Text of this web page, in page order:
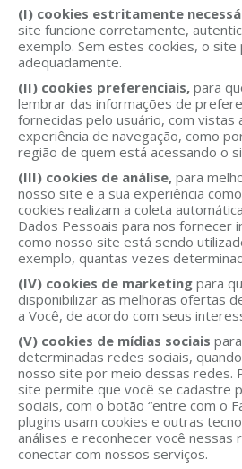
(I) cookies estritamente
site funcione corretamente,
exemplo. Sem estes cookies, o site
adequadamente.
(II) cookies preferenciais, para
lembrar das informações de
fornecidas pelo usuário, com vistas
experiência de navegação, como
região de quem está acessando o
(III) cookies de análise, para
nosso site e a sua experiência
cookies realizam a coleta
Dados Pessoais para nos fornecer
como nosso site está sendo
exemplo, quantas vezes
(IV) cookies de marketing para
disponibilizar as melhoras ofertas
a Você, de acordo com seus
(V) cookies de mídias sociais
determinadas redes sociais,
nosso site por meio dessas redes.
site permite que você se cadastre
sociais, com o botão “entre com o
plugins usam cookies e outras
análises e reconhecer você nessas
conectar com nossos serviços.